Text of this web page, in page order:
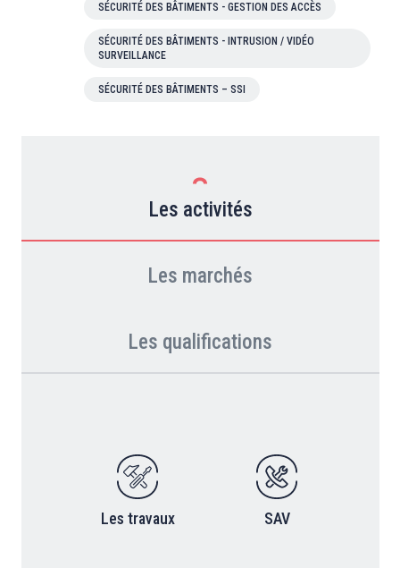
SÉCURITÉ DES BÂTIMENTS - GESTION DES ACCÈS
SÉCURITÉ DES BÂTIMENTS - INTRUSION / VIDÉO
SURVEILLANCE
SÉCURITÉ DES BÂTIMENTS – SSI
Les activités
Les marchés
Les qualifications
Les travaux SAV